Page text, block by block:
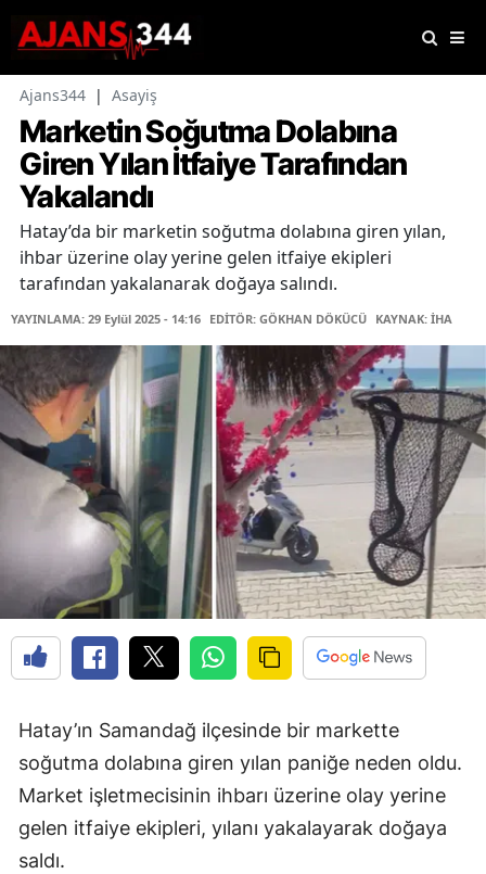
Ajans344 | Asayiş
Marketin Soğutma Dolabına
Giren Yılan İtfaiye Tarafından
Yakalandı
Hatay’da bir marketin soğutma dolabına giren yılan,
ihbar üzerine olay yerine gelen itfaiye ekipleri
tarafından yakalanarak doğaya salındı.
YAYINLAMA: 29 Eylül 2025 - 14:16 EDİTÖR: GÖKHAN DÖKÜCÜ KAYNAK: İHA
Hatay’ın Samandağ ilçesinde bir markette
soğutma dolabına giren yılan paniğe neden oldu.
Market işletmecisinin ihbarı üzerine olay yerine
gelen itfaiye ekipleri, yılanı yakalayarak doğaya
saldı.